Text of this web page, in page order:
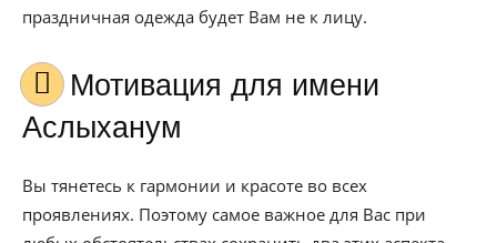
праздничная одежда будет Вам не к лицу.
Мотивация для имени
Аслыханум
Вы тянетесь к гармонии и красоте во всех
проявлениях. Поэтому самое важное для Вас при